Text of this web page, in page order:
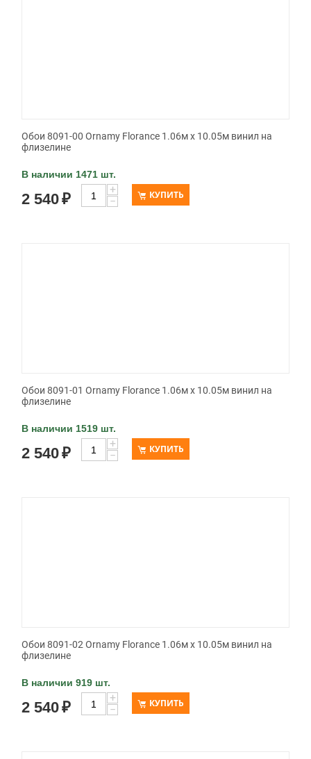
Обои 8091-00 Ornamy Florance 1.06м x 10.05м винил на
флизелине
В наличии 1471 шт.
2 540₽
+
−
КУПИТЬ
Обои 8091-01 Ornamy Florance 1.06м x 10.05м винил на
флизелине
В наличии 1519 шт.
2 540₽
+
−
КУПИТЬ
Обои 8091-02 Ornamy Florance 1.06м x 10.05м винил на
флизелине
В наличии 919 шт.
2 540₽
+
−
КУПИТЬ